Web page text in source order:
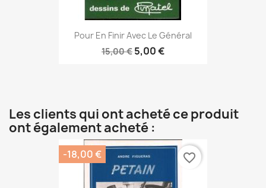
Pour En Finir Avec Le Général
15,00 € 5,00 €
Les clients qui ont acheté ce produit
ont également acheté :
-18,00 € favorite_border